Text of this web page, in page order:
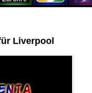
Liverpool